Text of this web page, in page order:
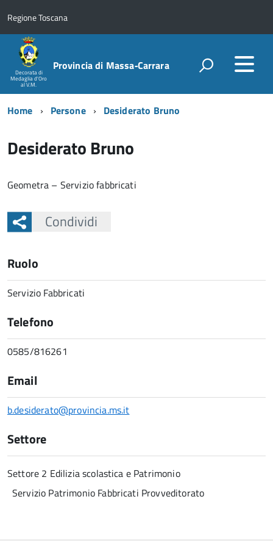
Regione Toscana
Decorata di
Medaglia d'Oro
al V.M.
Provincia di Massa‑Carrara
Home Persone Desiderato Bruno
Desiderato Bruno
Geometra – Servizio fabbricati
Condividi
Ruolo
Servizio Fabbricati
Telefono
0585/816261
Email
b.desiderato@provincia.ms.it
Settore
Settore 2 Edilizia scolastica e Patrimonio
Servizio Patrimonio Fabbricati Provveditorato